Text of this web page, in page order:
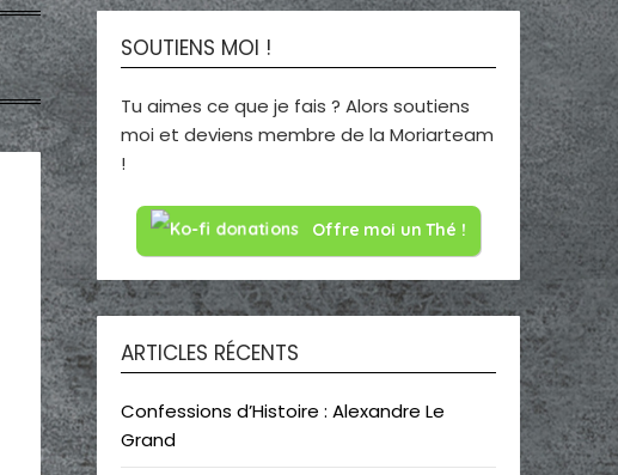
SOUTIENS MOI !
Tu aimes ce que je fais ? Alors soutiens
moi et deviens membre de la Moriarteam
!
Offre moi un Thé !
ARTICLES RÉCENTS
Confessions d’Histoire : Alexandre Le
Grand